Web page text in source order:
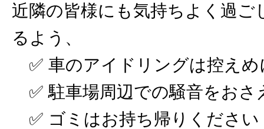
近隣の皆様にも気持ちよく過ご
るよう、
✅ 車のアイドリングは控えめ
✅ 駐車場周辺での騒音をおさ
✅ ゴミはお持ち帰りください